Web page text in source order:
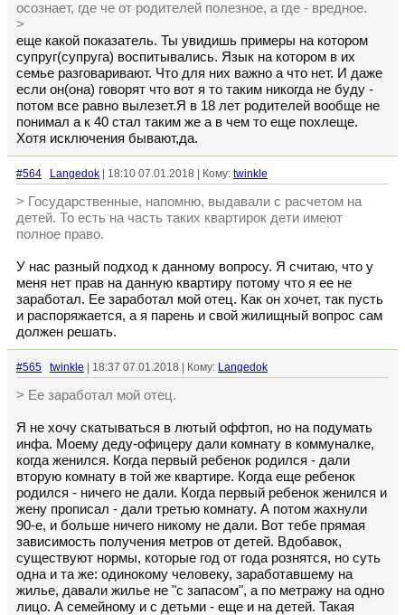
осознает, где че от родителей полезное, а где - вредное.
>
еще какой показатель. Ты увидишь примеры на котором
супруг(супруга) воспитывались. Язык на котором в их
семье разговаривают. Что для них важно а что нет. И даже
если он(она) говорят что вот я то таким никогда не буду -
потом все равно вылезет.Я в 18 лет родителей вообще не
понимал а к 40 стал таким же а в чем то еще похлеще.
Хотя исключения бывают,да.
#564 Langedok | 18:10 07.01.2018 | Кому: twinkle
> Государственные, напомню, выдавали с расчетом на
детей. То есть на часть таких квартирок дети имеют
полное право.
У нас разный подход к данному вопросу. Я считаю, что у
меня нет прав на данную квартиру потому что я ее не
заработал. Ее заработал мой отец. Как он хочет, так пусть
и распоряжается, а я парень и свой жилищный вопрос сам
должен решать.
#565 twinkle | 18:37 07.01.2018 | Кому: Langedok
> Ее заработал мой отец.
Я не хочу скатываться в лютый оффтоп, но на подумать
инфа. Моему деду-офицеру дали комнату в коммуналке,
когда женился. Когда первый ребенок родился - дали
вторую комнату в той же квартире. Когда еще ребенок
родился - ничего не дали. Когда первый ребенок женился и
жену прописал - дали третью комнату. А потом жахнули
90-е, и больше ничего никому не дали. Вот тебе прямая
зависимость получения метров от детей. Вдобавок,
существуют нормы, которые год от года рознятся, но суть
одна и та же: одинокому человеку, заработавшему на
жилье, давали жилье не "с запасом", а по метражу на одно
лицо. А семейному и с детьми - еще и на детей. Такая